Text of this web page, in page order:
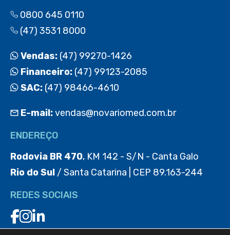
0800 645 0110
(47) 3531 8000
Vendas: (47) 99270-1426
Financeiro: (47) 99123-2085
SAC: (47) 98466-4610
E-mail:vendas@novariomed.com.br
ENDEREÇO
Rodovia BR 470, KM 142 - S/N - Canta Galo
Rio do Sul / Santa Catarina | CEP 89.163-244
REDES SOCIAIS